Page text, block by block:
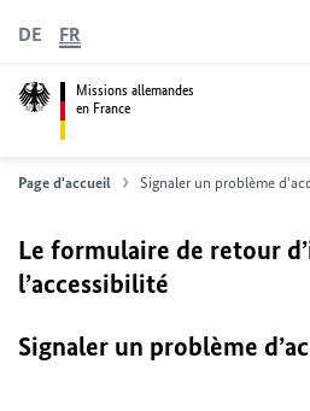
Missions allemandes
en France
DE FR
Page d'accueil Signaler un problème
Le formulaire de retour
l’accessibilité
Signaler un problème